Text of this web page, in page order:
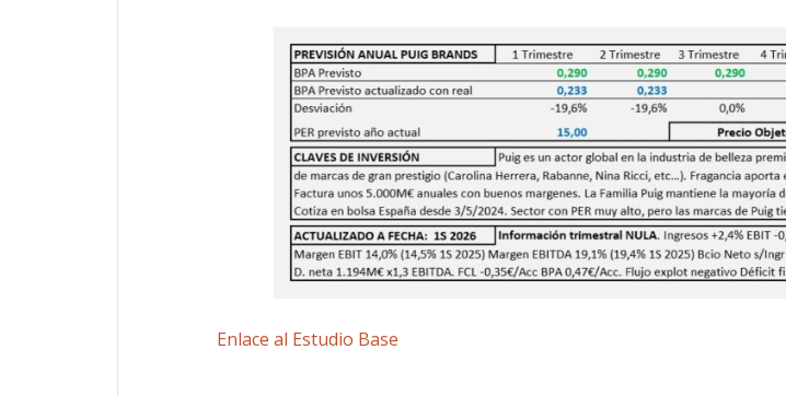
Enlace al Estudio Base